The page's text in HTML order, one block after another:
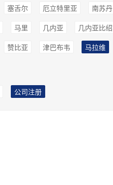
塞舌尔 厄立特里亚 南苏丹
马里 几内亚 几内亚比绍
赞比亚 津巴布韦 马拉维
公司注册